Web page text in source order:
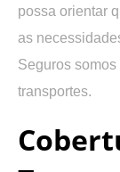
possa orientar
as
Seguros
transportes.